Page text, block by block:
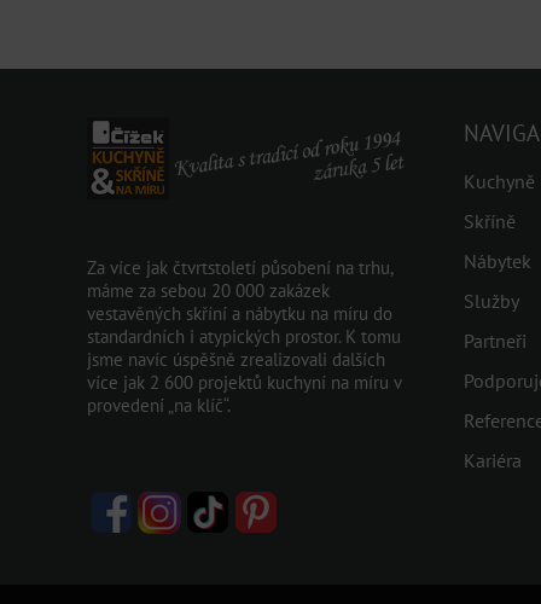
Za více jak čtvrtstoletí působení na trhu,
máme za sebou 20 000 zakázek
vestavěných skříní a nábytku na míru do
standardních i atypických prostor. K tomu
jsme navíc úspěšně zrealizovali dalších
více jak 2 600 projektů kuchyní na míru v
provedení „na klíč“.
Kuchyně
Skříně
Nábytek
Služby
Partneři
Kariéra